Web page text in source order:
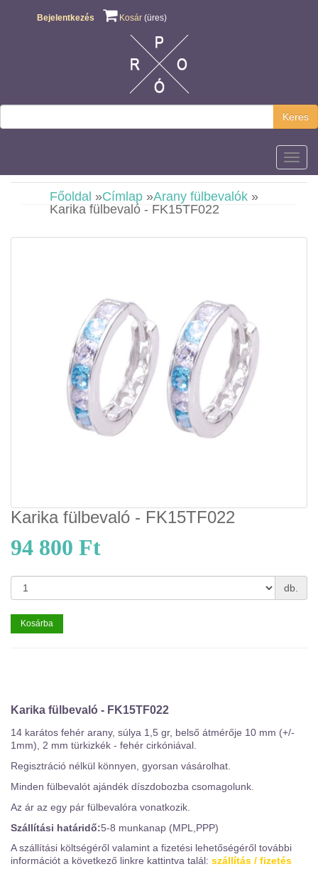
Bejelentkezés Kosár (üres)
Keres
Főoldal »Címlap »Arany fülbevalók »
Karika fülbevaló - FK15TF022
Karika fülbevaló - FK15TF022
94 800 Ft
db.
Kosárba
Karika fülbevaló - FK15TF022
14 karátos fehér arany, súlya 1,5 gr, belső átmérője 10 mm (+/-
1mm), 2 mm türkizkék - fehér cirkóniával.
Regisztráció nélkül könnyen, gyorsan vásárolhat.
Minden fülbevalót ajándék díszdobozba csomagolunk.
Az ár az egy pár fülbevalóra vonatkozik.
Szállítási határidő:5-8 munkanap (MPL,PPP)
A szállítási költségéről valamint a fizetési lehetőségéről további
információt a következő linkre kattintva talál: szállítás / fizetés